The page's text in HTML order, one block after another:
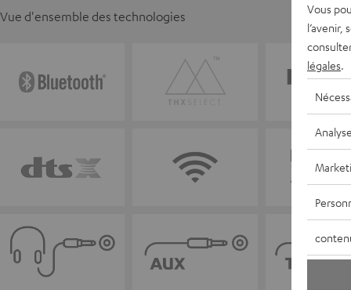
Vue d'ensemble des technologies
Vous
l’avenir,
légales
Analyse